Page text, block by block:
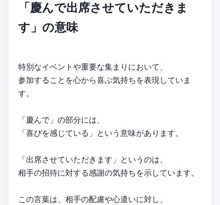
「慶んで出席させていただきま
す」の意味
特別なイベントや重要な集まりにおいて、
参加することを心から喜ぶ気持ちを表現していま
す。
「慶んで」の部分には、
「喜びを感じている」という意味があります。
「出席させていただきます」というのは、
相手の招待に対する感謝の気持ちを示しています。
この言葉は、相手の配慮や心遣いに対し、